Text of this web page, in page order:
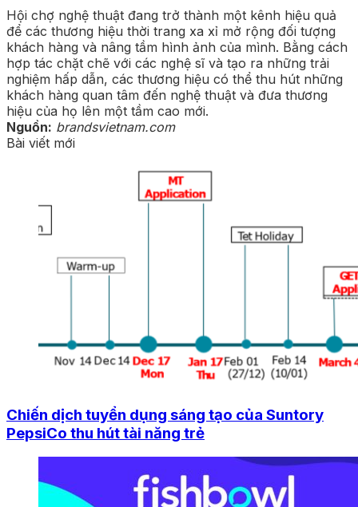
Hội chợ nghệ thuật đang trở thành một kênh hiệu quả
để các thương hiệu thời trang xa xỉ mở rộng đối tượng
khách hàng và nâng tầm hình ảnh của mình. Bằng cách
hợp tác chặt chẽ với các nghệ sĩ và tạo ra những trải
nghiệm hấp dẫn, các thương hiệu có thể thu hút những
khách hàng quan tâm đến nghệ thuật và đưa thương
hiệu của họ lên một tầm cao mới.
Nguồn: brandsvietnam.com
Bài viết mới
Chiến dịch tuyển dụng sáng tạo của Suntory
PepsiCo thu hút tài năng trẻ